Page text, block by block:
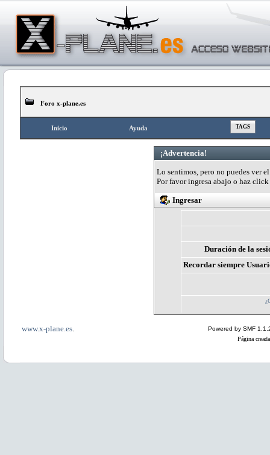
Foro x-plane.es
Inicio Ayuda TAGS
¡Advertencia!
Lo sentimos, pero no puedes ver
Por favor ingresa abajo o haz click
Ingresar
Duración de la
Recordar siempre
www.x-plane.es
Powered by SMF
Página